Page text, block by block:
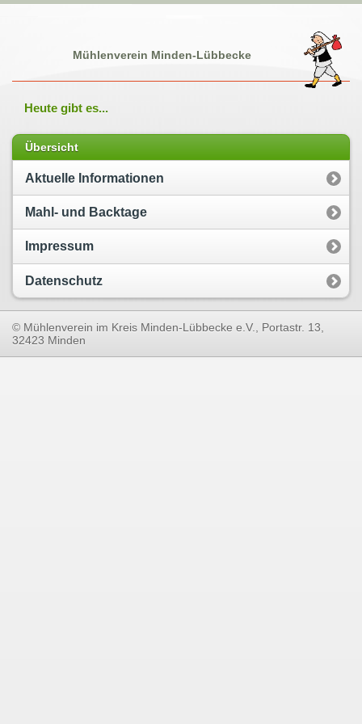
Mühlenverein Minden-Lübbecke
Heute gibt es...
Übersicht
Aktuelle Informationen
Mahl- und Backtage
Impressum
Datenschutz
© Mühlenverein im Kreis Minden-Lübbecke e.V., Portastr. 13,
32423 Minden